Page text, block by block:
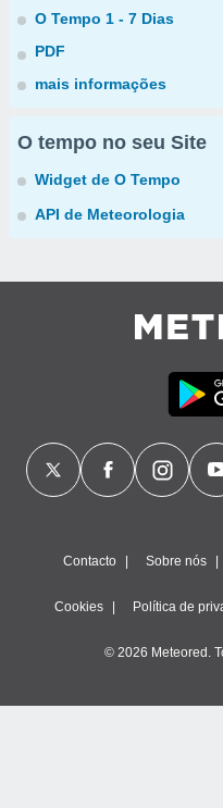
O Tempo 1 - 7 Dias
PDF
mais informações
O tempo no seu Site
Widget de O Tempo
API de Meteorologia
Contacto Sobre nós
Cookies Política de
© 2026 Meteored.